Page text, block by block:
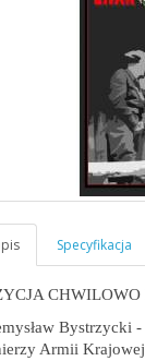
CHWILOWO
Bystrzycki
Armii